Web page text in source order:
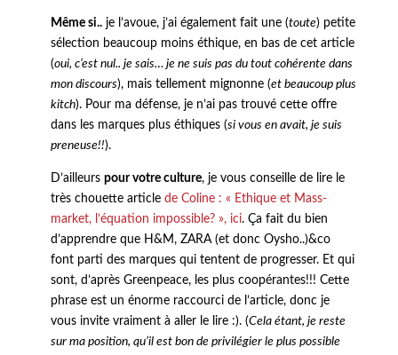
Même si..je l’avoue, j’ai également fait une (toute) petite
sélection beaucoup moins éthique, en bas de cet article
(oui, c’est nul.. je sais… je ne suis pas du tout cohérente dans
mon discours), mais tellement mignonne (et beaucoup plus
kitch). Pour ma défense, je n’ai pas trouvé cette offre
dans les marques plus éthiques (si vous en avait, je suis
preneuse!!).
D’ailleurs pour votre culture, je vous conseille de lire le
très chouette article de Coline : « Ethique et Mass-
market, l’équation impossible? », ici. Ça fait du bien
d’apprendre que H&M, ZARA (et donc Oysho..)&co
font parti des marques qui tentent de progresser. Et qui
sont, d’après Greenpeace, les plus coopérantes!!! Cette
phrase est un énorme raccourci de l’article, donc je
vous invite vraiment à aller le lire :). (Cela étant, je reste
sur ma position, qu’il est bon de privilégier le plus possible